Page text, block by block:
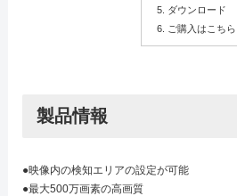
ダウンロード
ご購入はこちら
製品情報
●映像内の検知エリアの設定が可能
●最大500万画素の高画質